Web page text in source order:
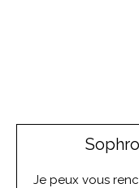
Je peux vous